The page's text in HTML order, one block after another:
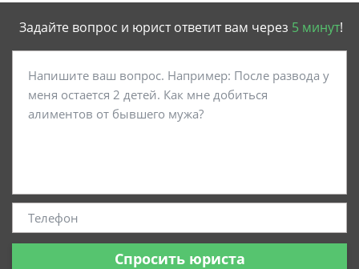
Задайте вопрос и юрист ответит вам через 5 минут!
Спросить юриста